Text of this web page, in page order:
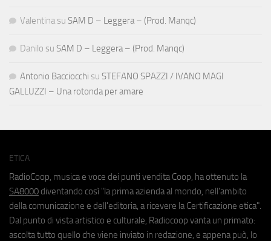
Valentina su SAM D – Leggera – (Prod. Manqc)
Danilo su SAM D – Leggera – (Prod. Manqc)
Antonio Bacciocchi su STEFANO SPAZZI / IVANO MAGI
GALLUZZI – Una rotonda per amare
ETICA
RadioCoop, musica e voce dei punti vendita Coop, ha ottenuto la
SA8000 diventando così "la prima azienda al mondo, nell'ambito
della comunicazione e dell'editoria, a ricevere la Certificazione etica".
Dal punto di vista artistico e culturale, Radiocoop vanta un primato:
ascolta tutto quello che viene inviato in redazione, e appena può, lo